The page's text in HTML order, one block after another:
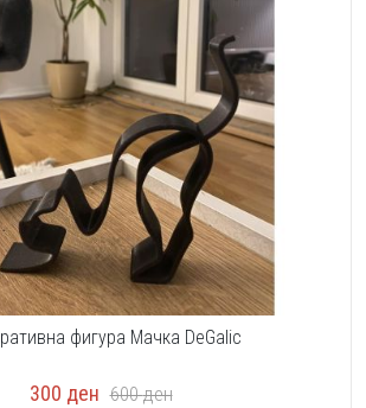
фигура Мачка DeGalic
300 ден 600ден